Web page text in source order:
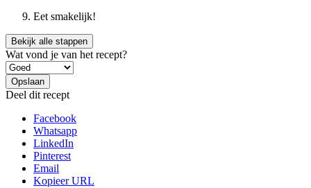
Eet smakelijk!
Bekijk alle stappen
Wat vond je van het recept?
Deel dit recept
Facebook
Whatsapp
LinkedIn
Pinterest
Email
Kopieer URL